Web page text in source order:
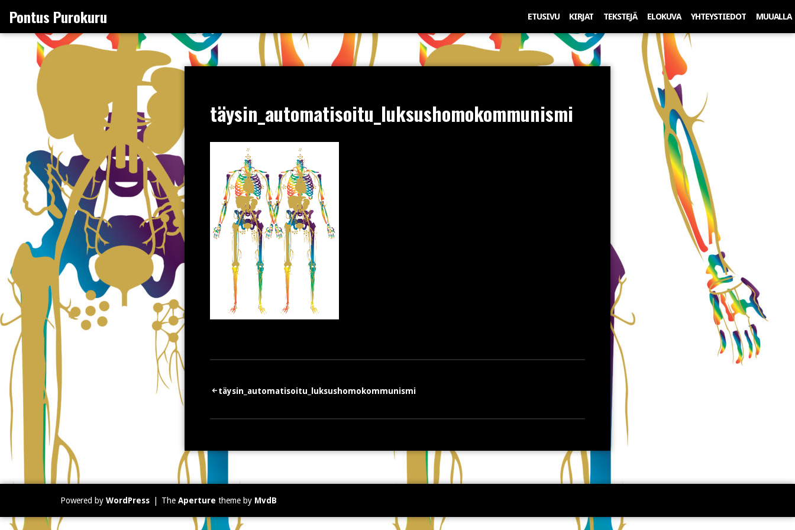
content
Pontus Purokuru ETUSIVU KIRJAT TEKSTEJÄ ELOKUVA YHTEYSTIEDOT MUUALLA
täysin_automatisoitu_luksushomokommunismi
Artikkelien
selaus
täysin_automatisoitu_luksushomokommunismi
Powered by WordPress TheAperture theme by MvdB